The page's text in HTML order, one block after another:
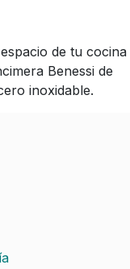
de tu cocina
Benessi de
inoxidable.